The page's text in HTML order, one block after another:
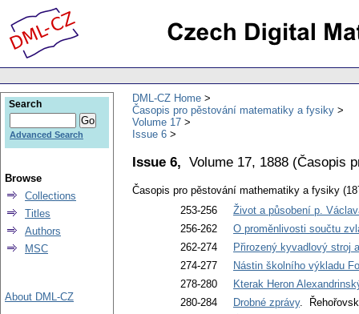
DML-CZ Home
Časopis pro pěstování matematiky a fysiky
Volume 17
Issue 6
Issue 6, Volume 17, 1888 (Časopis
Časopis pro pěstování mathematiky a fysiky
253-256
Život a působení p.
256-262
O proměnlivosti součtu
262-274
Přirozený kyvadlový stroj
274-277
Nástin školního výkladu
278-280
Kterak Heron
280-284
Drobné zprávy.
Search
Advanced Search
Browse
Collections
Titles
Authors
MSC
About DML-CZ